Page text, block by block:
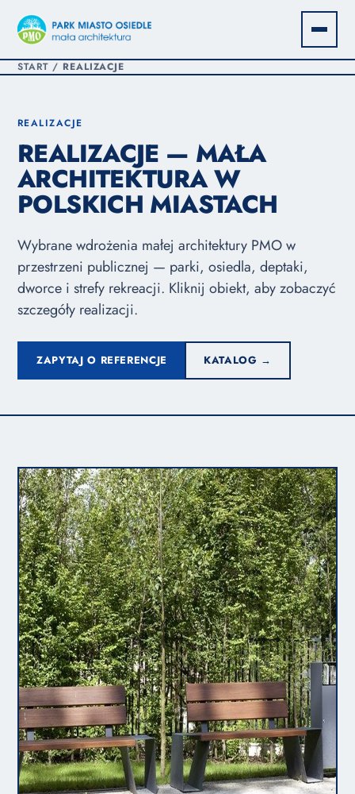
START/ REALIZACJE
REALIZACJE
REALIZACJE — MAŁA
ARCHITEKTURA W
POLSKICH MIASTACH
Wybrane wdrożenia małej architektury PMO w
przestrzeni publicznej — parki, osiedla, deptaki,
dworce i strefy rekreacji. Kliknij obiekt, aby zobaczyć
szczegóły realizacji.
ZAPYTAJ O REFERENCJE KATALOG →